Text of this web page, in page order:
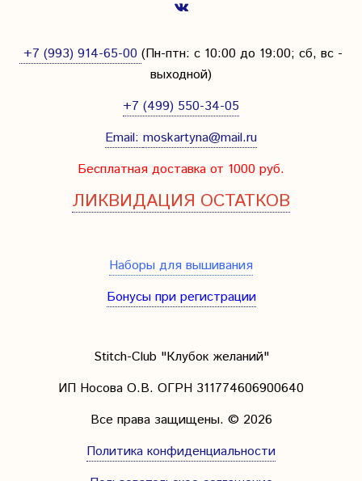
+7 (993) 914-65-00 (Пн-птн: с 10:00 до 19:00; сб, вс -
выходной)
+7 (499) 550-34-05
Email: moskartyna@mail.ru
Бесплатная доставка от 1000 руб.
ЛИКВИДАЦИЯ ОСТАТКОВ
Наборы для вышивания
Бонусы при регистрации
Stitch-Club "Клубок желаний"
ИП Носова О.В. ОГРН 311774606900640
Все права защищены. © 2026
Политика конфиденциальности